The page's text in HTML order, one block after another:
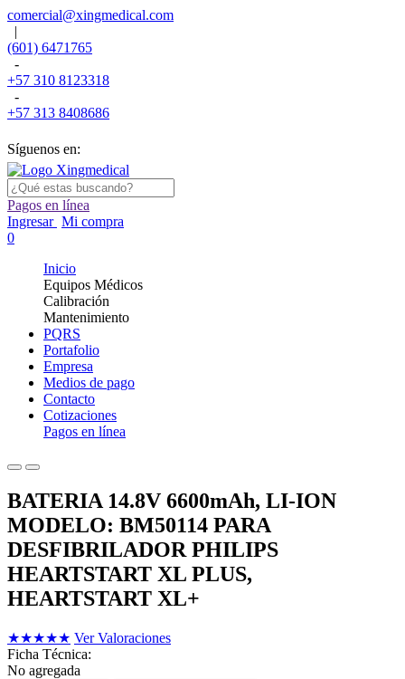
comercial@xingmedical.com
|
(601) 6471765
-
+57 310 8123318
-
+57 313 8408686
Síguenos en:
Pagos en línea
Ingresar Mi compra
0
Inicio
Equipos Médicos
Calibración
Mantenimiento
PQRS
Portafolio
Empresa
Medios de pago
Contacto
Cotizaciones
Pagos en línea
BATERIA 14.8V 6600mAh, LI-ION
MODELO: BM50114 PARA
DESFIBRILADOR PHILIPS
HEARTSTART XL PLUS,
HEARTSTART XL+
★★★★★ Ver Valoraciones
Ficha Técnica:
No agregada